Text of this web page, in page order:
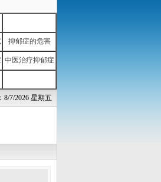
抑郁症的危害
中医治疗抑郁症
8/7/2026 星期五